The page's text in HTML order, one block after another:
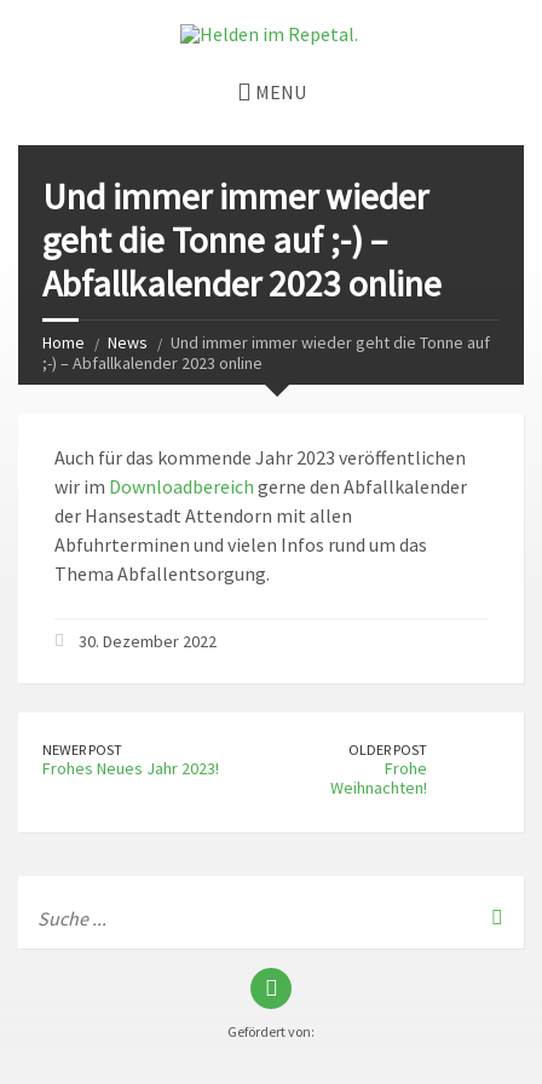
MENU
Und immer immer wieder
geht die Tonne auf ;-) –
Abfallkalender 2023 online
Home News
Und immer immer wieder geht die Tonne auf
;-) – Abfallkalender 2023 online
Auch für das kommende Jahr 2023 veröffentlichen
wir im Downloadbereich gerne den Abfallkalender
der Hansestadt Attendorn mit allen
Abfuhrterminen und vielen Infos rund um das
Thema Abfallentsorgung.
30. Dezember 2022
NEWER POST
Frohes Neues Jahr 2023!
OLDER POST
Frohe
Weihnachten!
Gefördert von: